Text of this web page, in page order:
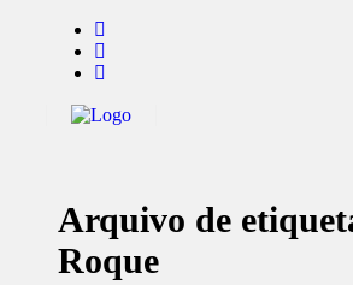
Notícias
Marcas
Arquivo de
Roque